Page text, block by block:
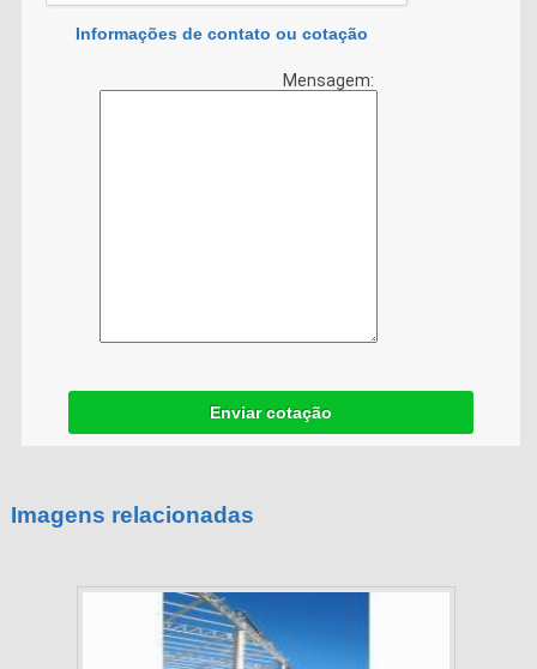
Informações de contato ou cotação
Mensagem:
Enviar cotação
Imagens relacionadas